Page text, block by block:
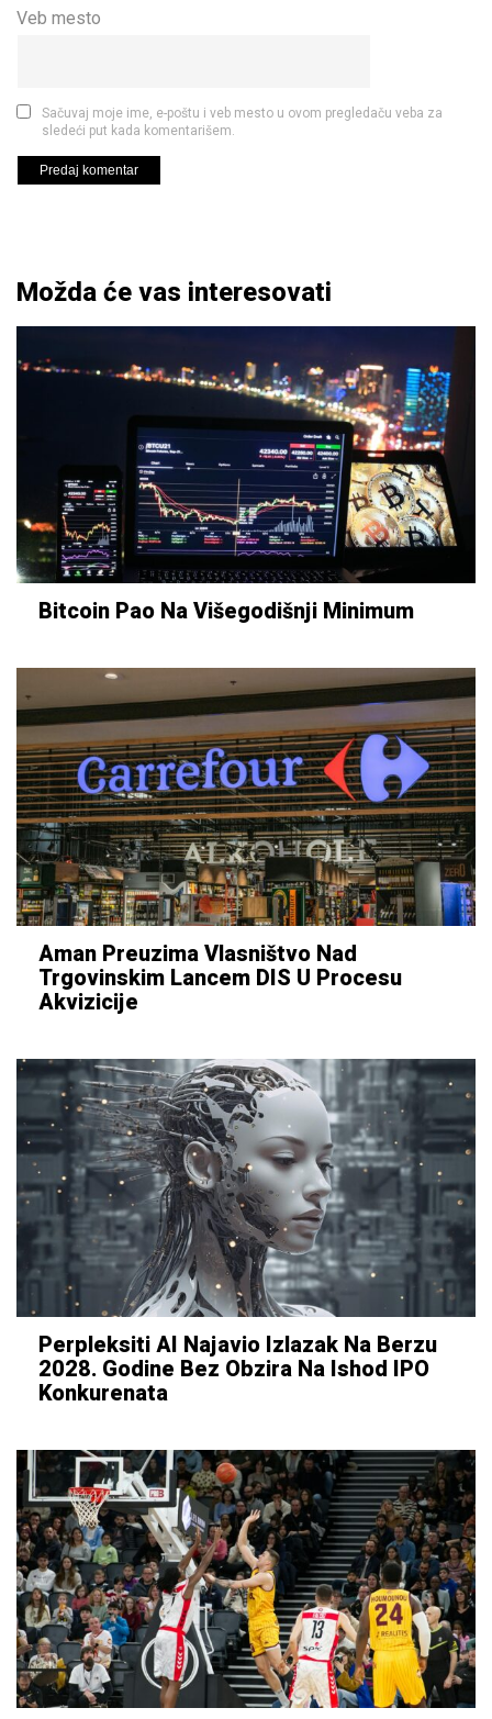
Veb mesto
Sačuvaj moje ime, e-poštu i veb mesto u ovom pregledaču veba za
sledeći put kada komentarišem.
Možda će vas interesovati
Bitcoin Pao Na Višegodišnji Minimum
Aman Preuzima Vlasništvo Nad
Trgovinskim Lancem DIS U Procesu
Akvizicije
Perpleksiti AI Najavio Izlazak Na Berzu
2028. Godine Bez Obzira Na Ishod IPO
Konkurenata